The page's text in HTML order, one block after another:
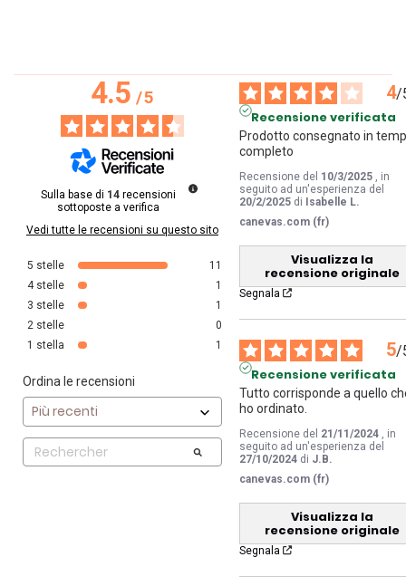
4.5/5
Sulla base di 14 recensioni
sottoposte a verifica
Vedi tutte le recensioni su questo sito
5 stelle
11
4 stelle
1
3 stelle
1
2 stelle
0
1 stella 1
Ordina le recensioni
4/
Recensione verificata
Prodotto consegnato in
completo
Recensione del 10/3/2025
, in
seguito ad un'esperienza del
20/2/2025 di Isabelle L.
canevas.com (fr)
Visualizza la
recensione originale
Segnala
5/
Recensione verificata
Tutto corrisponde a quello
ho ordinato.
Recensione del 21/11/2024
, in
seguito ad un'esperienza del
27/10/2024 di J.B.
canevas.com (fr)
Visualizza la
recensione originale
Segnala